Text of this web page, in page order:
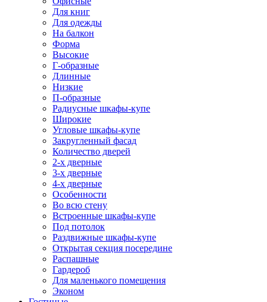
Для книг
Для одежды
На балкон
Форма
Высокие
Г-образные
Длинные
Низкие
П-образные
Радиусные шкафы-купе
Широкие
Угловые шкафы-купе
Закругленный фасад
Количество дверей
2-х дверные
3-х дверные
4-х дверные
Особенности
Во всю стену
Встроенные шкафы-купе
Под потолок
Раздвижные шкафы-купе
Открытая секция посередине
Распашные
Гардероб
Для маленького помещения
Эконом